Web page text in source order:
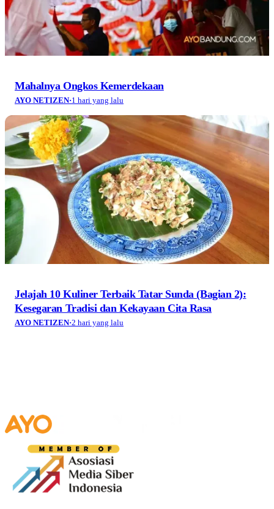
Mahalnya Ongkos Kemerdekaan
AYO NETIZEN·1 hari yang lalu
Jelajah 10 Kuliner Terbaik Tatar Sunda (Bagian 2):
Kesegaran Tradisi dan Kekayaan Cita Rasa
AYO NETIZEN·2 hari yang lalu